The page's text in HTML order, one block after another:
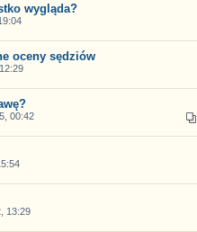
wygląda?
oceny sędziów
00:42
13:29